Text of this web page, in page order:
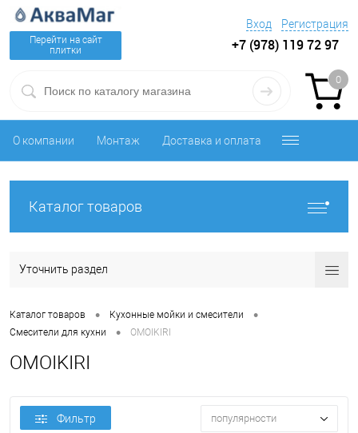
Перейти на сайт
плитки
Вход Регистрация
+7 (978) 119 72 97
0
О компании Монтаж Доставка и оплата
Каталог товаров
Уточнить раздел
Каталог товаров • Кухонные мойки и смесители •
Смесители для кухни • OMOIKIRI
OMOIKIRI
Фильтр популярности